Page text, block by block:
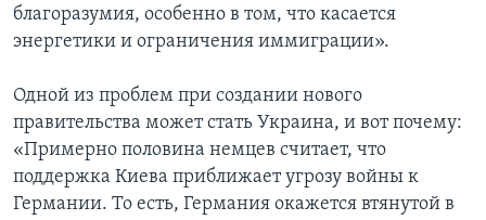
благоразумия, особенно в том, что касается
энергетики и ограничения иммиграции».
Одной из проблем при создании нового
правительства может стать Украина, и вот почему:
«Примерно половина немцев считает, что
поддержка Киева приближает угрозу войны к
Германии. То есть, Германия окажется втянутой в